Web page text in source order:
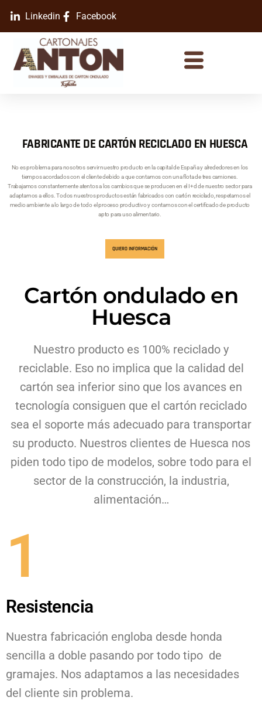
Linkedin Facebook
FABRICANTE DE CARTÓN RECICLADO EN HUESCA
No es problema para nosotros servir nuestro producto en la capital de España y alrededores en los
tiempos acordados con el cliente debido a que contamos con una flota de tres camiones.
Trabajamos constantemente atentos a los cambios que se producen en el I+d de nuestro sector para
adaptarnos a ellos. Todos nuestros productos están fabricados con cartón reciclado, respetamos el
medio ambiente a lo largo de todo el proceso productivo y contamos con el certificado de producto
apto para uso alimentario.
QUIERO INFORMACIÓN
Cartón ondulado en
Huesca
Nuestro producto es 100% reciclado y
reciclable. Eso no implica que la calidad del
cartón sea inferior sino que los avances en
tecnología consiguen que el cartón reciclado
sea el soporte más adecuado para transportar
su producto. Nuestros clientes de Huesca nos
piden todo tipo de modelos, sobre todo para el
sector de la construcción, la industria,
alimentación…
1
Resistencia
Nuestra fabricación engloba desde honda
sencilla a doble pasando por todo tipo de
gramajes. Nos adaptamos a las necesidades
del cliente sin problema.